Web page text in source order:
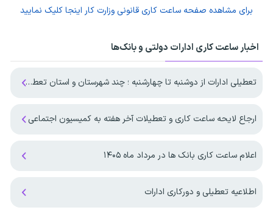
برای مشاهده صفحه ساعت کاری قانونی وزارت کار اینجا کلیک نمایید
اخبار ساعت کاری ادارات دولتی و بانک‌ها
تعطیلی ادارات از دوشنبه تا چهارشنبه ؛ چند شهرستان و استان تعطیل شد
ارجاع لایحه ساعت کاری و تعطیلات آخر هفته به کمیسیون اجتماعی
اعلام ساعت کاری بانک ها در مرداد ماه ۱۴۰۵
اطلاعیه تعطیلی و دورکاری ادارات